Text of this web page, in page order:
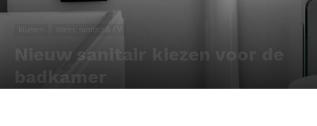
Water, sanitair & CV
Nieuw sanitair kiezen voor de
badkamer